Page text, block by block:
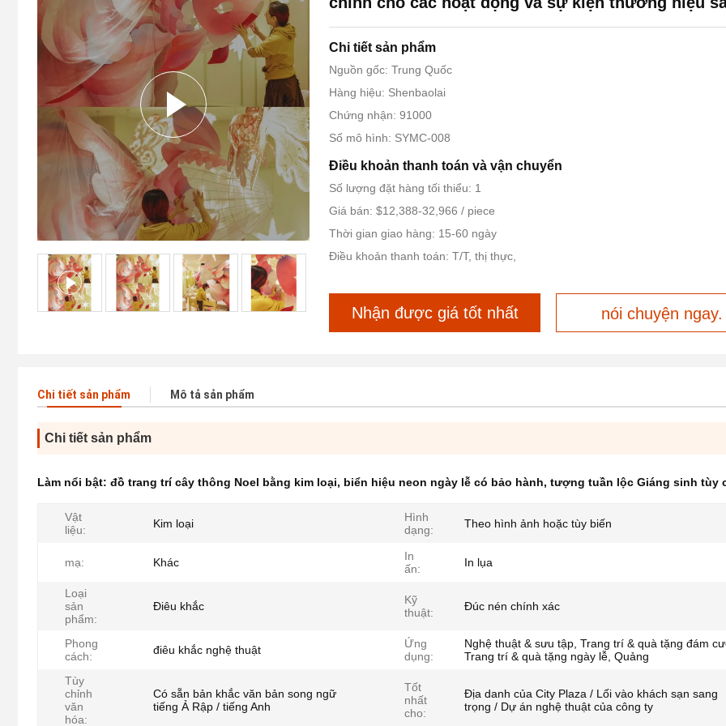
Chi tiết sản phẩm
Nguồn gốc: Trung Quốc
Hàng hiệu: Shenbaolai
Chứng nhận: 91000
Số mô hình: SYMC-008
Điều khoản thanh toán và vận chuyển
Số lượng đặt hàng tối thiểu: 1
Giá bán: $12,388-32,966 / piece
Thời gian giao hàng: 15-60 ngày
Điều khoản thanh toán: T/T, thị thực,
Nhận được giá tốt nhất nói chuyện ngay.
Chi tiết sản phẩm Mô tả sản phẩm
Chi tiết sản phẩm
Làm nổi bật: đồ trang trí cây thông Noel bằng kim loại, biển hiệu neon ngày lễ có bảo hành, tượng tuần lộc Giáng sinh tùy
Vật
liệu:
Kim loại
Hình
dạng:
Theo hình ảnh hoặc tùy biến
mạ: Khác
In
ấn:
In lụa
Loại
sản
phẩm:
Điêu khắc
Kỹ
thuật:
Đúc nén chính xác
Phong
cách:
điêu khắc nghệ thuật
Ứng
dụng:
Nghệ thuật & sưu tập, Trang trí & quà tặng đám
Trang trí & quà tặng ngày lễ, Quảng
Tùy
chỉnh
văn
hóa:
Có sẵn bản khắc văn bản song ngữ
tiếng Ả Rập / tiếng Anh
Tốt
nhất
cho:
Địa danh của City Plaza / Lối vào khách sạn sang
trọng / Dự án nghệ thuật của công ty